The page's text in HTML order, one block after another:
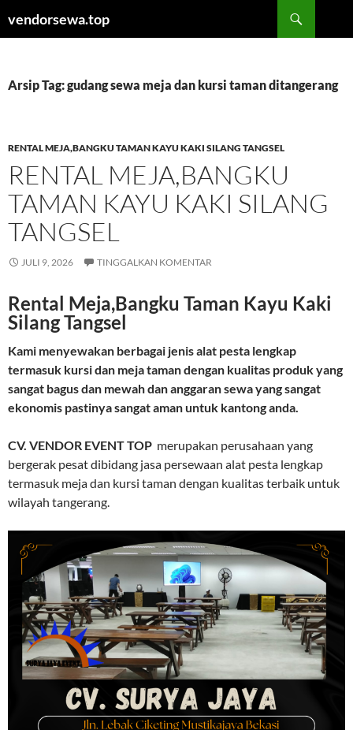
kevendorsewa.top
Arsip Tag: gudang sewa meja dan kursi taman ditangerang
RENTAL MEJA,BANGKU TAMAN KAYU KAKI SILANG TANGSEL
RENTAL MEJA,BANGKU
TAMAN KAYU KAKI SILANG
TANGSEL
JULI 9, 2026 TINGGALKAN KOMENTAR
Rental Meja,Bangku Taman Kayu Kaki
Silang Tangsel
Kami menyewakan berbagai jenis alat pesta lengkap
termasuk kursi dan meja taman dengan kualitas produk yang
sangat bagus dan mewah dan anggaran sewa yang sangat
ekonomis pastinya sangat aman untuk kantong anda.
CV. VENDOR EVENT TOP merupakan perusahaan yang
bergerak pesat dibidang jasa persewaan alat pesta lengkap
termasuk meja dan kursi taman dengan kualitas terbaik untuk
wilayah tangerang.